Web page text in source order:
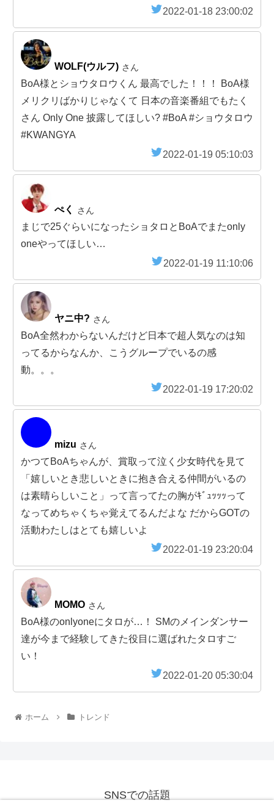
2022-01-18 23:00:02
WOLF(ウルフ) さん
BoA様とショウタロウくん 最高でした！！！ BoA様
メリクリばかりじゃなくて 日本の音楽番組でもたく
さん Only One 披露してほしい? #BoA #ショウタロウ
#KWANGYA
2022-01-19 05:10:03
ぺく さん
まじで25ぐらいになったショタロとBoAでまたonly
oneやってほしい…
2022-01-19 11:10:06
ヤニ中? さん
BoA全然わからないんだけど日本で超人気なのは知
ってるからなんか、こうグループでいるの感
動。。。
2022-01-19 17:20:02
mizu さん
かつてBoAちゃんが、賞取って泣く少女時代を見て
「嬉しいとき悲しいときに抱き合える仲間がいるの
は素晴らしいこと」って言ってたの胸がｷﾞｭｯｯｯって
なってめちゃくちゃ覚えてるんだよな だからGOTの
活動わたしはとても嬉しいよ
2022-01-19 23:20:04
MOMO さん
BoA様のonlyoneにタロが…！ SMのメインダンサー
達が今まで経験してきた役目に選ばれたタロすご
い！
2022-01-20 05:30:04
ホーム トレンド
SNSでの話題